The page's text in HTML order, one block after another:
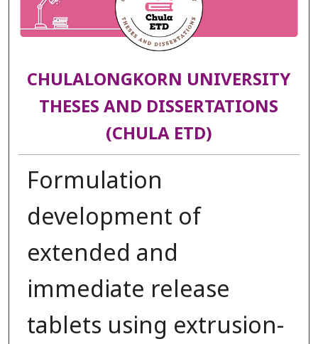
CHULALONGKORN UNIVERSITY
THESES AND DISSERTATIONS
(CHULA ETD)
Formulation
development of
extended and
immediate release
tablets using extrusion-